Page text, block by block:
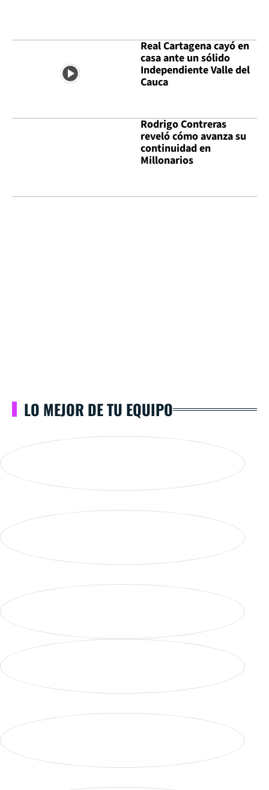
Real Cartagena cayó en
casa ante un sólido
Independiente Valle del
Cauca
Rodrigo Contreras
reveló cómo avanza su
continuidad en
Millonarios
LO MEJOR DE TU EQUIPO